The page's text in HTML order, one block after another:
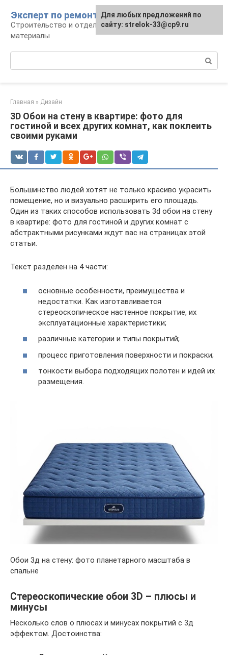
контенту
Эксперт по ремонту
Строительство и отделка: работы и
материалы
Главная » Дизайн
3D Обои на стену в квартире: фото для
гостиной и всех других комнат, как поклеить
своими руками
Большинство людей хотят не только красиво украсить
помещение, но и визуально расширить его площадь.
Один из таких способов использовать 3d обои на стену
в квартире: фото для гостиной и других комнат с
абстрактными рисунками ждут вас на страницах этой
статьи.
Текст разделен на 4 части:
основные особенности, преимущества и
недостатки. Как изготавливается
стереоскопическое настенное покрытие, их
эксплуатационные характеристики;
различные категории и типы покрытий;
процесс приготовления поверхности и покраски;
тонкости выбора подходящих полотен и идей их
размещения.
Обои 3д на стену: фото планетарного масштаба в
спальне
Стереоскопические обои 3D – плюсы и
минусы
Несколько слов о плюсах и минусах покрытий с 3д
эффектом. Достоинства:
Для любых предложений по
сайту: strelok-33@cp9.ru
Для любых предложений по
сайту: strelok-33@cp9.ru